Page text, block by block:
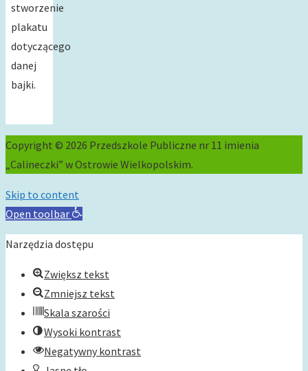
stworzenie
plakatu
dotyczącego
danej
bajki.
Copyright © 2026 Przedszkole Publiczne nr 11 imienia
„Calineczki” w Ostrowie Wielkopolskim.
Skip to content
Open toolbar
Narzędzia dostępu
Zwiększ tekst
Zmniejsz tekst
Skala szarości
Wysoki kontrast
Negatywny kontrast